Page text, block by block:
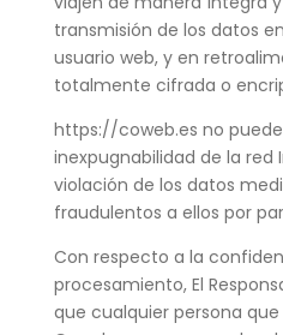
transmisión de los datos
usuario web, y en
totalmente cifrada o
https://coweb.es no
inexpugnabilidad de la
violación de los datos
fraudulentos a ellos por
Con respecto a la
procesamiento, El
que cualquier persona